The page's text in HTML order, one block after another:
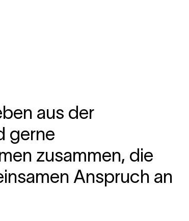
aus der
gerne
zusammen, die
Anspruch an